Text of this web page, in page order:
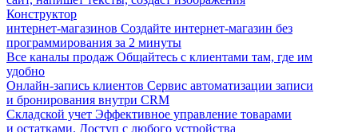
Конструктор
интернет-магазинов Создайте интернет-магазин без
программирования за 2 минуты
Все каналы продаж Общайтесь с клиентами там, где им
удобно
Онлайн-запись клиентов Сервис автоматизации записи
и бронирования внутри CRM
Складской учет Эффективное управление товарами
и остатками. Доступ с любого устройства